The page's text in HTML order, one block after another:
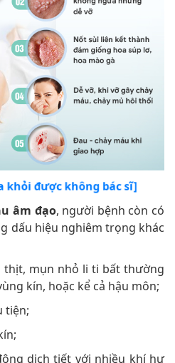
khỏi được không bác sĩ]
âm đạo, người bệnh còn có
dấu hiệu nghiêm trọng khác
thịt, mụn nhỏ li ti bất thường
kín, hoặc kể cả hậu môn;
tiện;
dịch tiết với nhiều khí hư